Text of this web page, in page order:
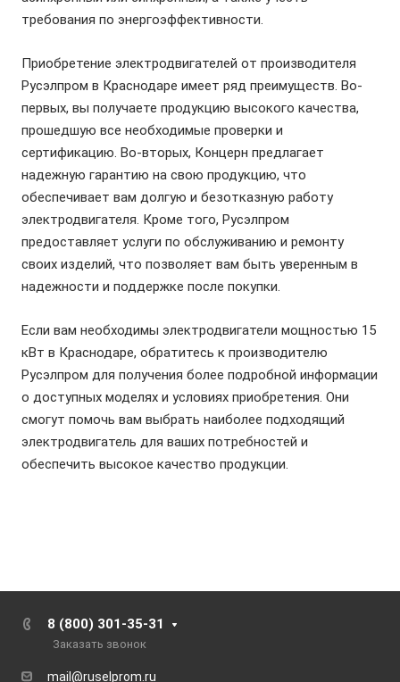
требования по энергоэффективности.
Приобретение электродвигателей от производителя
Русэлпром в Краснодаре имеет ряд преимуществ. Во-
первых, вы получаете продукцию высокого качества,
прошедшую все необходимые проверки и
сертификацию. Во-вторых, Концерн предлагает
надежную гарантию на свою продукцию, что
обеспечивает вам долгую и безотказную работу
электродвигателя. Кроме того, Русэлпром
предоставляет услуги по обслуживанию и ремонту
своих изделий, что позволяет вам быть уверенным в
надежности и поддержке после покупки.
Если вам необходимы электродвигатели мощностью 15
кВт в Краснодаре, обратитесь к производителю
Русэлпром для получения более подробной информации
о доступных моделях и условиях приобретения. Они
смогут помочь вам выбрать наиболее подходящий
электродвигатель для ваших потребностей и
обеспечить высокое качество продукции.
8 (800) 301-35-31
Заказать звонок
mail@ruselprom.ru